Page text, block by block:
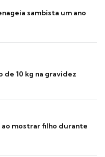
sambista um ano
de 10 kg na gravidez
ao mostrar filho durante